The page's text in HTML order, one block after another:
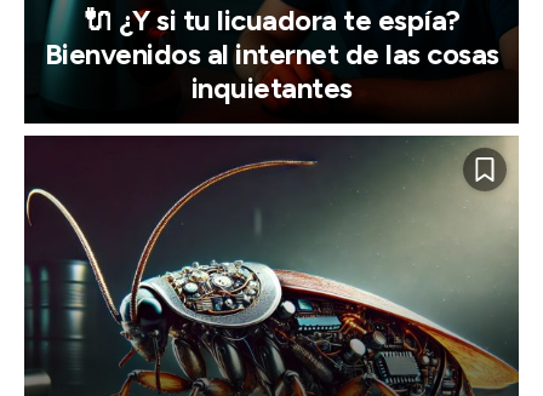
🔌 ¿Y si tu licuadora te espía?
Bienvenidos al internet de las cosas
inquietantes